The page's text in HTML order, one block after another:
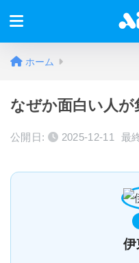
ホーム
なぜか面白い人
公開日: 2025-12-11 最
伊